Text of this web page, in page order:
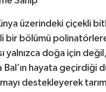
üzerindeki çiçekli
bir bölümü
yalnızca doğa için
hayata geçirdiği
destekleyerek